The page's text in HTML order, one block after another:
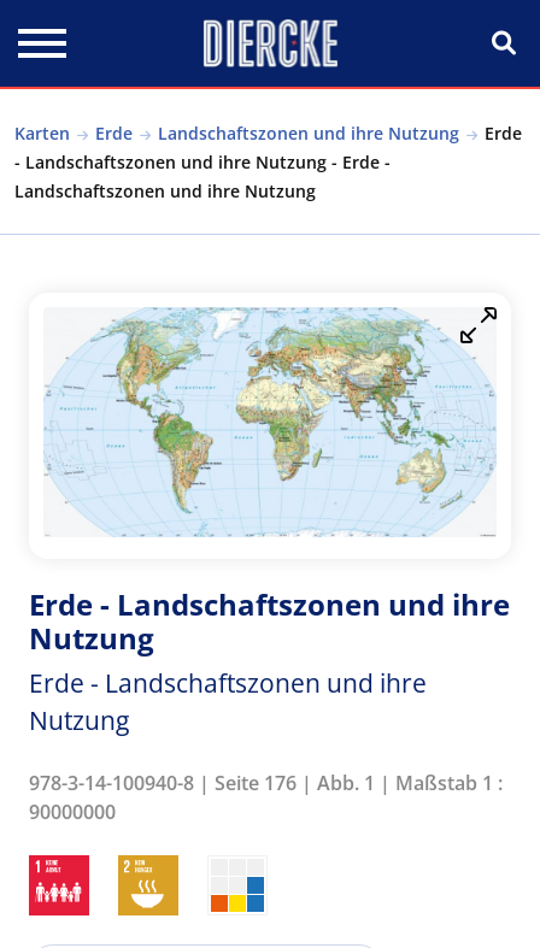
Karten Erde Landschaftszonen und ihre Nutzung
Erde
- Landschaftszonen und ihre Nutzung - Erde -
Landschaftszonen und ihre Nutzung
Erde - Landschaftszonen und ihre
Nutzung
Erde - Landschaftszonen und ihre
Nutzung
978-3-14-100940-8 | Seite 176 | Abb. 1 | Maßstab 1 :
90000000